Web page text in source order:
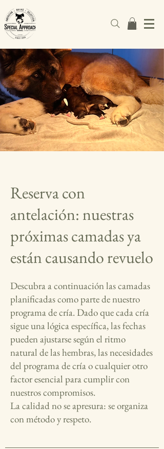
Reserva con
antelación: nuestras
próximas camadas ya
están causando revuelo
Descubra a continuación las camadas
planificadas como parte de nuestro
programa de cría. Dado que cada cría
sigue una lógica específica, las fechas
pueden ajustarse según el ritmo
natural de las hembras, las necesidades
del programa de cría o cualquier otro
factor esencial para cumplir con
nuestros compromisos.
La calidad no se apresura: se organiza
con método y respeto.